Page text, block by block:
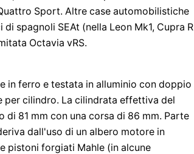
Sport. Altre case automobilistiche
spagnoli SEAt (nella Leon Mk1, Cupra R
Octavia vRS.
in ferro e testata in alluminio con doppio
per cilindro. La cilindrata effettiva del
di 81 mm con una corsa di 86 mm. Parte
dall'uso di un albero motore in
pistoni forgiati Mahle (in alcune